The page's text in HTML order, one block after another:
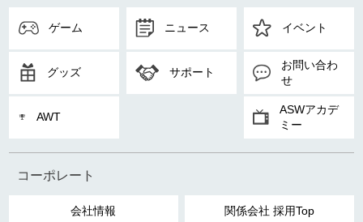
ゲーム ニュース イベント
グッズ サポート
お問い合わ
せ
AWT
ASWアカデ
ミー
コーポレート
会社情報 関係会社 採用Top